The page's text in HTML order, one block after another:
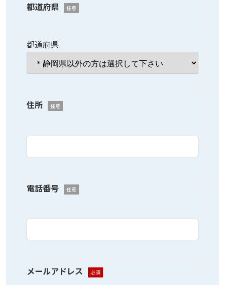
都道府県 任意
都道府県
住所 任意
電話番号 任意
メールアドレス 必須